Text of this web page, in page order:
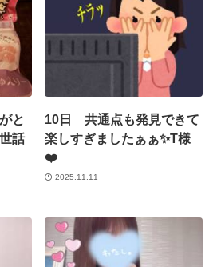
と
話
10日 共通点も発見できて
楽しすぎましたぁぁ✨T様
❤️
2025.11.11